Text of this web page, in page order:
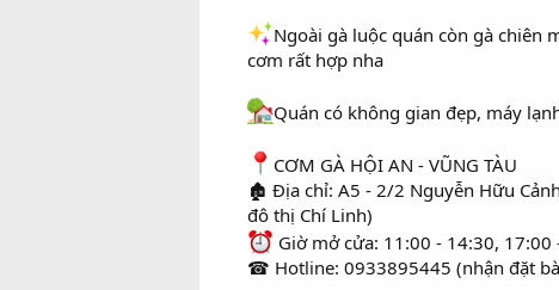
Ngoài gà luộc quán còn gà chiên
cơm rất hợp nha
Quán có không gian đẹp, máy
CƠM GÀ HỘI AN - VŨNG TÀU
🏚 Địa chỉ: A5 - 2/2 Nguyễn Hữu
đô thị Chí Linh)
Giờ mở cửa: 11:00 - 14:30, 17:00
☎ Hotline: 0933895445 (nhận đặt